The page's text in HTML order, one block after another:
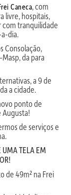
Caneca, com
livre, hospitais,
tranquilidade
dia.
Consolação,
da para
a 9 de
a cidade.
ponto de
de serviços e
UMA TELA EM
de 49m² na Frei